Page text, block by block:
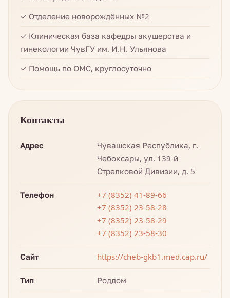
✓ Отделение новорождённых №2
✓ Клиническая база кафедры акушерства и
гинекологии ЧувГУ им. И.Н. Ульянова
✓ Помощь по ОМС, круглосуточно
Контакты
Адрес
Чувашская Республика, г.
Чебоксары, ул. 139-й
Стрелковой Дивизии, д. 5
Телефон
+7 (8352) 41-89-66
+7 (8352) 23-58-28
+7 (8352) 23-58-29
+7 (8352) 23-58-30
Сайт https://cheb-gkb1.med.cap.ru/
Тип Роддом